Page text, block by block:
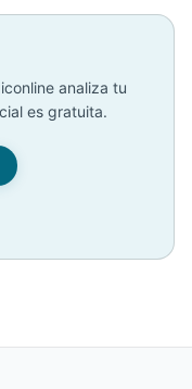
analiza tu
es gratuita.